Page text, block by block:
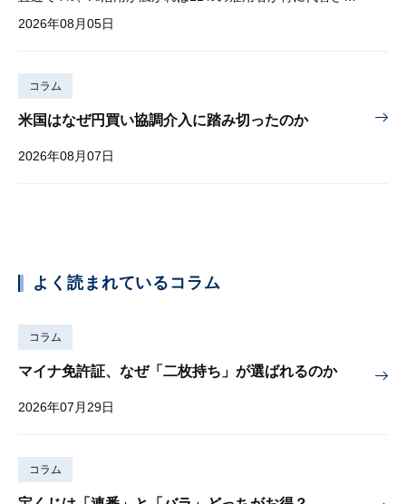
2026年08月05日
コラム
米国はなぜ円買い協調介入に踏み切ったのか
2026年08月07日
よく読まれているコラム
コラム
マイナ免許証、なぜ「二枚持ち」が選ばれるのか
2026年07月29日
コラム